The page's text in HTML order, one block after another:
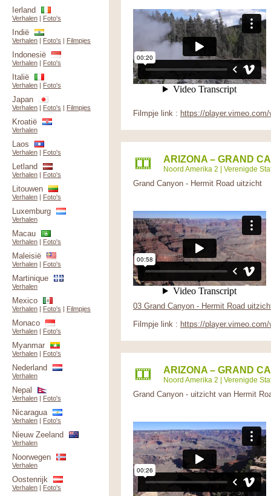
Filmpje link : https://
ARIZONA – GRAND
Noord Amerika 2 | Verenigde
Grand Canyon - Hermit Road uitzicht
03 Grand Canyon - Hermit Road
Filmpje link : https://
ARIZONA – GRAND
Noord Amerika 2 | Verenigde
Grand Canyon - uitzicht van Hermit
Ierland
Verhalen | Foto's
Indië
Verhalen | Foto's | Filmpjes
Indonesië
Verhalen | Foto's
Italië
Verhalen | Foto's
Japan
Verhalen | Foto's | Filmpjes
Kroatië
Verhalen
Laos
Verhalen | Foto's
Letland
Verhalen | Foto's
Litouwen
Verhalen | Foto's
Luxemburg
Verhalen
Macau
Verhalen | Foto's
Maleisië
Verhalen | Foto's
Martinique
Verhalen
Mexico
Verhalen | Foto's | Filmpjes
Monaco
Verhalen | Foto's
Myanmar
Verhalen | Foto's
Nederland
Verhalen
Nepal
Verhalen | Foto's
Nicaragua
Verhalen | Foto's
Nieuw Zeeland
Verhalen
Noorwegen
Verhalen
Oostenrijk
Verhalen | Foto's